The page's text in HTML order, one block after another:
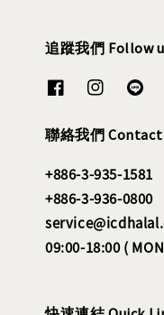
追蹤我們 Follow
聯絡我們 Contact
+886-3-935-1581
+886-3-936-0800
09:00-18:00 (